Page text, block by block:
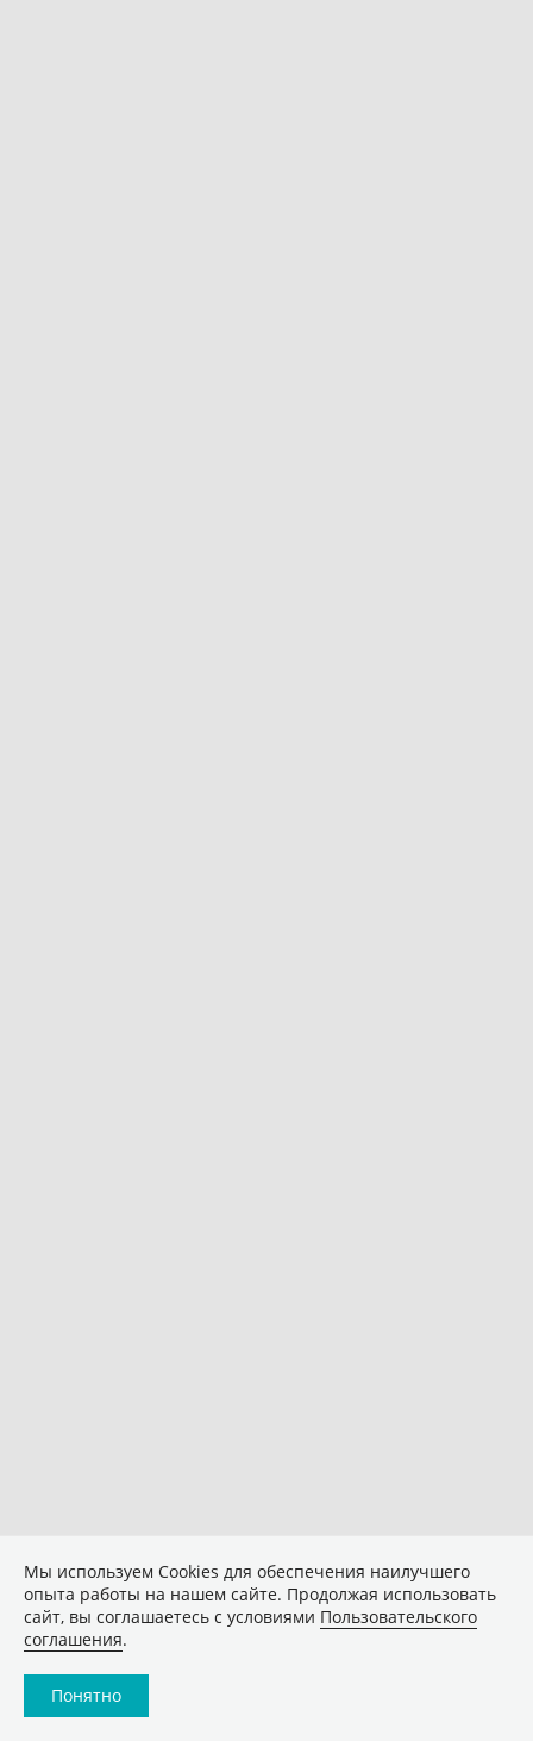
Мы используем Сookies для обеспечения наилучшего
опыта работы на нашем сайте. Продолжая использовать
сайт, вы соглашаетесь с условиями Пользовательского
соглашения.
Понятно